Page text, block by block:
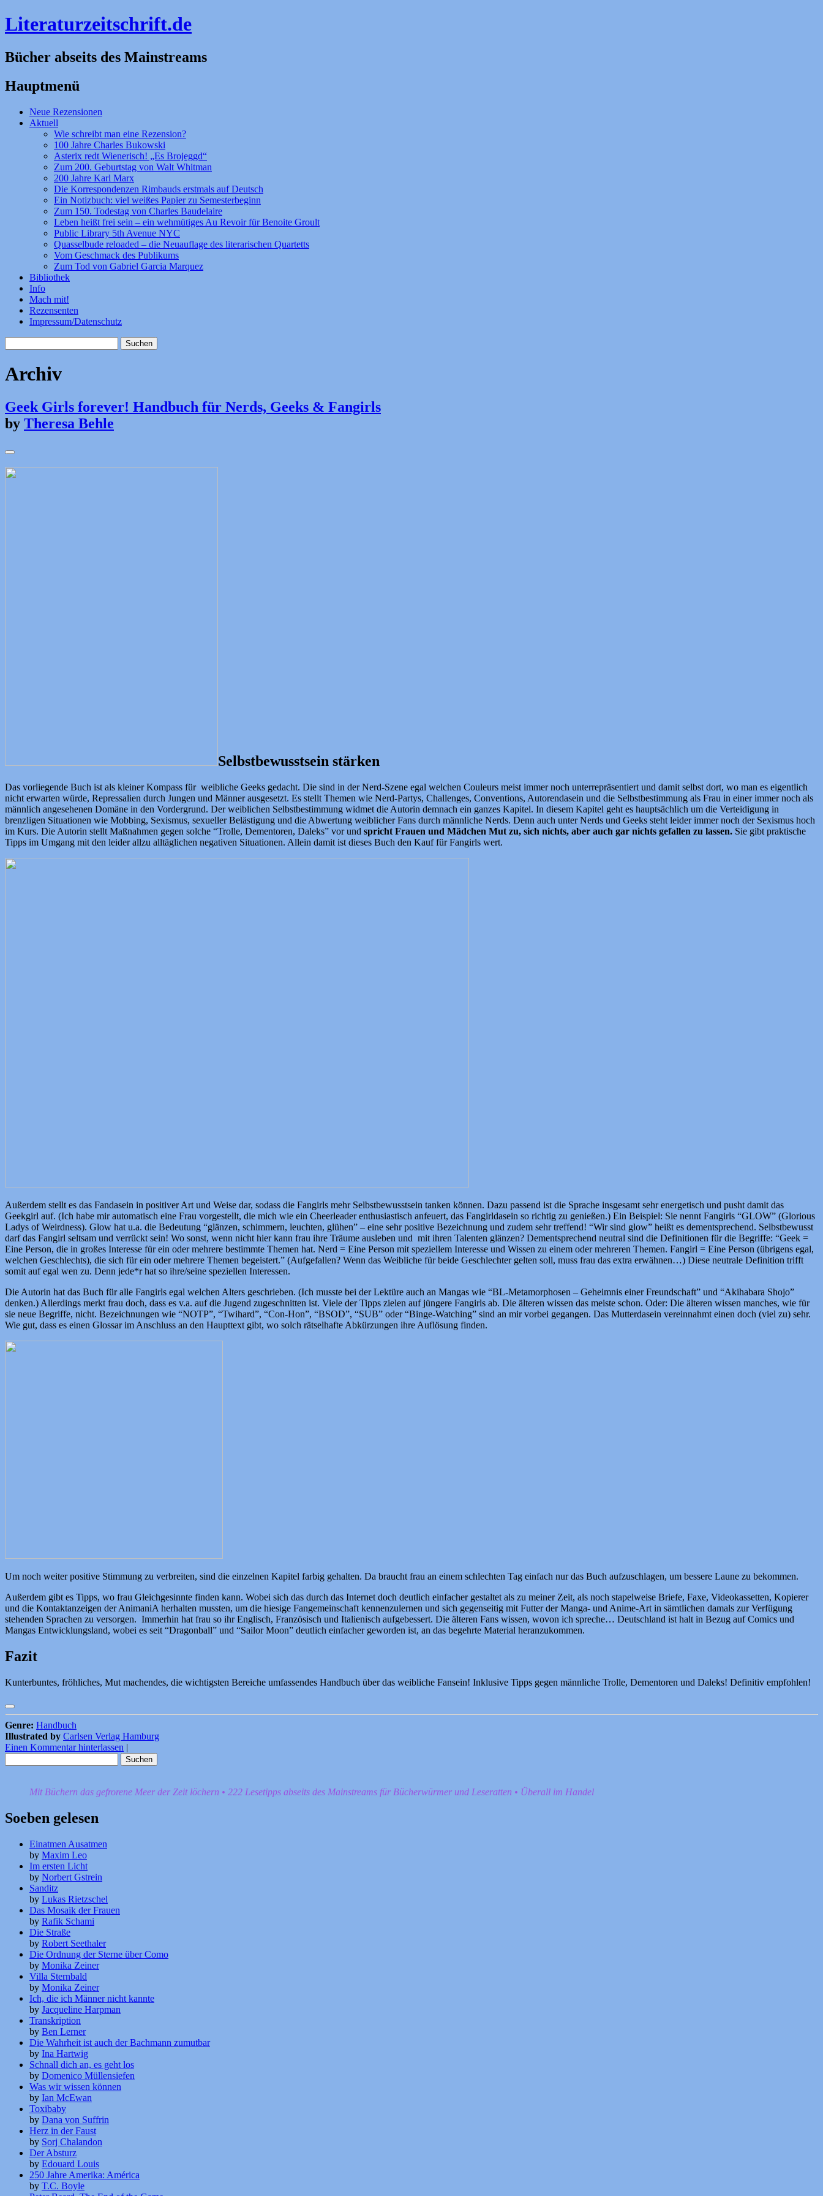
Literaturzeitschrift.de
Bücher abseits des Mainstreams
Hauptmenü
Zum
Inhalt
Neue Rezensionen
Aktuell
Wie schreibt man eine Rezension?
100 Jahre Charles Bukowski
Asterix redt Wienerisch! „Es Brojeggd“
Zum 200. Geburtstag von Walt Whitman
200 Jahre Karl Marx
Die Korrespondenzen Rimbauds erstmals auf Deutsch
Ein Notizbuch: viel weißes Papier zu Semesterbeginn
Zum 150. Todestag von Charles Baudelaire
Leben heißt frei sein – ein wehmütiges Au Revoir für Benoite Groult
Public Library 5th Avenue NYC
Quasselbude reloaded – die Neuauflage des literarischen Quartetts
Vom Geschmack des Publikums
Zum Tod von Gabriel Garcia Marquez
Bibliothek
Info
Mach mit!
Rezensenten
Impressum/Datenschutz
nach:
Archiv
Geek Girls forever! Handbuch für Nerds, Geeks & Fangirls
by Theresa Behle
Selbstbewusstsein stärken
Das vorliegende Buch ist als kleiner Kompass für weibliche Geeks gedacht. Die sind in der Nerd-Szene egal welchen Couleurs meist immer noch unterrepräsentiert und damit selbst dort, wo man es eigentlich
nicht erwarten würde, Repressalien durch Jungen und Männer ausgesetzt. Es stellt Themen wie Nerd-Partys, Challenges, Conventions, Autorendasein und die Selbstbestimmung als Frau in einer immer noch als
männlich angesehenen Domäne in den Vordergrund. Der weiblichen Selbstbestimmung widmet die Autorin demnach ein ganzes Kapitel. In diesem Kapitel geht es hauptsächlich um die Verteidigung in
brenzligen Situationen wie Mobbing, Sexismus, sexueller Belästigung und die Abwertung weiblicher Fans durch männliche Nerds. Denn auch unter Nerds und Geeks steht leider immer noch der Sexismus hoch
im Kurs. Die Autorin stellt Maßnahmen gegen solche “Trolle, Dementoren, Daleks” vor und spricht Frauen und Mädchen Mut zu, sich nichts, aber auch gar nichts gefallen zu lassen. Sie gibt praktische
Tipps im Umgang mit den leider allzu alltäglichen negativen Situationen. Allein damit ist dieses Buch den Kauf für Fangirls wert.
Außerdem stellt es das Fandasein in positiver Art und Weise dar, sodass die Fangirls mehr Selbstbewusstsein tanken können. Dazu passend ist die Sprache insgesamt sehr energetisch und pusht damit das
Geekgirl auf. (Ich habe mir automatisch eine Frau vorgestellt, die mich wie ein Cheerleader enthusiastisch anfeuert, das Fangirldasein so richtig zu genießen.) Ein Beispiel: Sie nennt Fangirls “GLOW” (Glorious
Ladys of Weirdness). Glow hat u.a. die Bedeutung “glänzen, schimmern, leuchten, glühen” – eine sehr positive Bezeichnung und zudem sehr treffend! “Wir sind glow” heißt es dementsprechend. Selbstbewusst
darf das Fangirl seltsam und verrückt sein! Wo sonst, wenn nicht hier kann frau ihre Träume ausleben und mit ihren Talenten glänzen? Dementsprechend neutral sind die Definitionen für die Begriffe: “Geek =
Eine Person, die in großes Interesse für ein oder mehrere bestimmte Themen hat. Nerd = Eine Person mit speziellem Interesse und Wissen zu einem oder mehreren Themen. Fangirl = Eine Person (übrigens egal,
welchen Geschlechts), die sich für ein oder mehrere Themen begeistert.” (Aufgefallen? Wenn das Weibliche für beide Geschlechter gelten soll, muss frau das extra erwähnen…) Diese neutrale Definition trifft
somit auf egal wen zu. Denn jede*r hat so ihre/seine speziellen Interessen.
Die Autorin hat das Buch für alle Fangirls egal welchen Alters geschrieben. (Ich musste bei der Lektüre auch an Mangas wie “BL-Metamorphosen – Geheimnis einer Freundschaft” und “Akihabara Shojo”
denken.) Allerdings merkt frau doch, dass es v.a. auf die Jugend zugeschnitten ist. Viele der Tipps zielen auf jüngere Fangirls ab. Die älteren wissen das meiste schon. Oder: Die älteren wissen manches, wie für
sie neue Begriffe, nicht. Bezeichnungen wie “NOTP”, “Twihard”, “Con-Hon”, “BSOD”, “SUB” oder “Binge-Watching” sind an mir vorbei gegangen. Das Mutterdasein vereinnahmt einen doch (viel zu) sehr.
Wie gut, dass es einen Glossar im Anschluss an den Haupttext gibt, wo solch rätselhafte Abkürzungen ihre Auflösung finden.
Um noch weiter positive Stimmung zu verbreiten, sind die einzelnen Kapitel farbig gehalten. Da braucht frau an einem schlechten Tag einfach nur das Buch aufzuschlagen, um bessere Laune zu bekommen.
Außerdem gibt es Tipps, wo frau Gleichgesinnte finden kann. Wobei sich das durch das Internet doch deutlich einfacher gestaltet als zu meiner Zeit, als noch stapelweise Briefe, Faxe, Videokassetten, Kopierer
und die Kontaktanzeigen der AnimaniA herhalten mussten, um die hiesige Fangemeinschaft kennenzulernen und sich gegenseitig mit Futter der Manga- und Anime-Art in sämtlichen damals zur Verfügung
stehenden Sprachen zu versorgen. Immerhin hat frau so ihr Englisch, Französisch und Italienisch aufgebessert. Die älteren Fans wissen, wovon ich spreche… Deutschland ist halt in Bezug auf Comics und
Mangas Entwicklungsland, wobei es seit “Dragonball” und “Sailor Moon” deutlich einfacher geworden ist, an das begehrte Material heranzukommen.
Fazit
Kunterbuntes, fröhliches, Mut machendes, die wichtigsten Bereiche umfassendes Handbuch über das weibliche Fansein! Inklusive Tipps gegen männliche Trolle, Dementoren und Daleks! Definitiv empfohlen!
Genre: Handbuch
Illustrated by Carlsen Verlag Hamburg
Einen Kommentar hinterlassen |
nach:
Mit Büchern das gefrorene Meer der Zeit löchern • 222 Lesetipps abseits des Mainstreams für Bücherwürmer und Leseratten • Überall im Handel
Soeben gelesen
Einatmen Ausatmen
by Maxim Leo
Im ersten Licht
by Norbert Gstrein
Sanditz
by Lukas Rietzschel
Das Mosaik der Frauen
by Rafik Schami
Die Straße
by Robert Seethaler
Die Ordnung der Sterne über Como
by Monika Zeiner
Villa Sternbald
by Monika Zeiner
Ich, die ich Männer nicht kannte
by Jacqueline Harpman
Transkription
by Ben Lerner
Die Wahrheit ist auch der Bachmann zumutbar
by Ina Hartwig
Schnall dich an, es geht los
by Domenico Müllensiefen
Was wir wissen können
by Ian McEwan
Toxibaby
by Dana von Suffrin
Herz in der Faust
by Sorj Chalandon
Der Absturz
by Edouard Louis
250 Jahre Amerika: América
by T.C. Boyle